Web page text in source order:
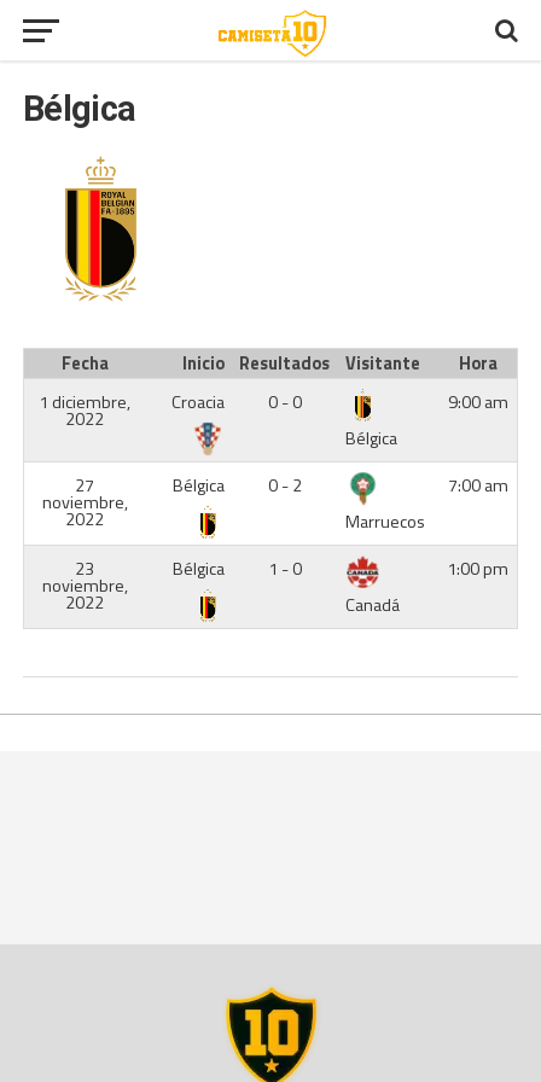
Bélgica
Fecha Inicio Resultados Visitante
Hora
1 diciembre,
2022
Croacia
0 - 0
Bélgica
9:00 am
27
noviembre,
2022
Bélgica
0 - 2
Marruecos
7:00 am
23
noviembre,
2022
Bélgica
1 - 0
Canadá
1:00 pm